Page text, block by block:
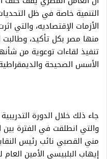
التنمية خاصة في ظل
الأزمات الإقتصاديه، والتي
منها مصر بكل تأكيد، وطالبت
تنفيذ لقاءات توعوية من
الأسس الصحيحة
جاء ذلك خلال الدورة
مني القصبي نائب رئيس
إيهاب البلبيسي الأمين